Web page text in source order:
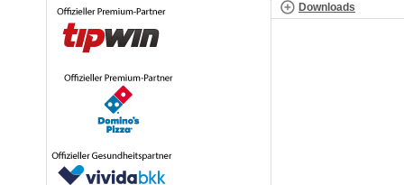
Downloads